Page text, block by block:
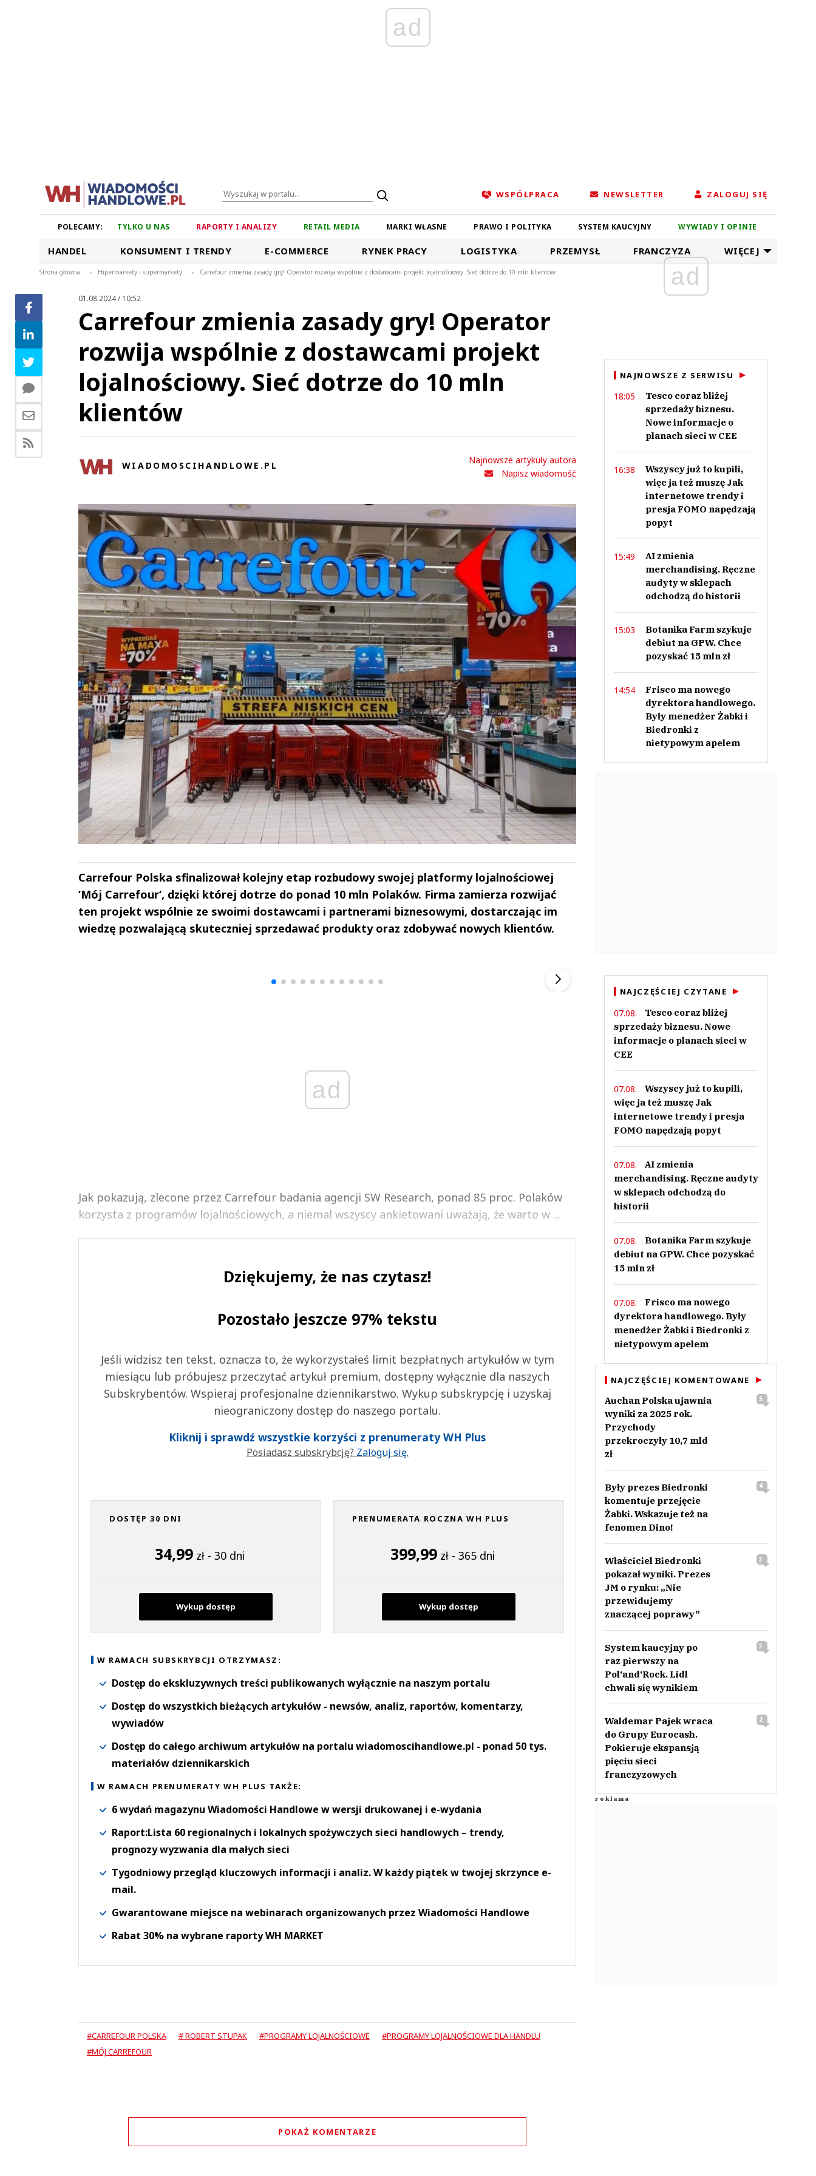
ad
WSPÓŁPRACA NEWSLETTER ZALOGUJ SIĘ
POLECAMY: TYLKO U NAS RAPORTY I ANALIZY RETAIL MEDIA MARKI WŁASNE PRAWO I POLITYKA SYSTEM KAUCYJNY WYWIADY I OPINIE
HANDEL KONSUMENT I TRENDY E-COMMERCE RYNEK PRACY LOGISTYKA PRZEMYSŁ FRANCZYZA WIĘCEJ
Strona główna > Hipermarkety i supermarkety > Carrefour zmienia zasady gry! Operator rozwija wspólnie z dostawcami projekt lojalnościowy. Sieć dotrze do 10 mln klientów
01.08.2024 / 10:52
Carrefour zmienia zasady gry! Operator
rozwija wspólnie z dostawcami projekt
lojalnościowy. Sieć dotrze do 10 mln
klientów
WIADOMOSCIHANDLOWE.PL
Najnowsze artykuły autora
Napisz wiadomość
Carrefour Polska sfinalizował kolejny etap rozbudowy swojej platformy lojalnościowej
‘Mój Carrefour‘, dzięki której dotrze do ponad 10 mln Polaków. Firma zamierza rozwijać
ten projekt wspólnie ze swoimi dostawcami i partnerami biznesowymi, dostarczając im
wiedzę pozwalającą skuteczniej sprzedawać produkty oraz zdobywać nowych klientów.
ad
Jak pokazują, zlecone przez Carrefour badania agencji SW Research, ponad 85 proc. Polaków
korzysta z programów lojalnościowych, a niemal wszyscy ankietowani uważają, że warto w ...
Dziękujemy, że nas czytasz!
Pozostało jeszcze 97% tekstu
Jeśli widzisz ten tekst, oznacza to, że wykorzystałeś limit bezpłatnych artykułów w tym
miesiącu lub próbujesz przeczytać artykuł premium, dostępny wyłącznie dla naszych
Subskrybentów. Wspieraj profesjonalne dziennikarstwo. Wykup subskrypcję i uzyskaj
nieograniczony dostęp do naszego portalu.
Kliknij i sprawdź wszystkie korzyści z prenumeraty WH Plus
Posiadasz subskrybcję? Zaloguj się.
DOSTĘP 30 DNI
34,99 zł - 30 dni
Wykup dostęp
PRENUMERATA ROCZNA WH PLUS
399,99 zł - 365 dni
Wykup dostęp
W RAMACH SUBSKRYBCJI OTRZYMASZ:
Dostęp do ekskluzywnych treści publikowanych wyłącznie na naszym portalu
Dostęp do wszystkich bieżących artykułów - newsów, analiz, raportów, komentarzy,
wywiadów
Dostęp do całego archiwum artykułów na portalu wiadomoscihandlowe.pl - ponad 50 tys.
materiałów dziennikarskich
W RAMACH PRENUMERATY WH PLUS TAKŻE:
6 wydań magazynu Wiadomości Handlowe w wersji drukowanej i e-wydania
Raport:Lista 60 regionalnych i lokalnych spożywczych sieci handlowych – trendy,
prognozy wyzwania dla małych sieci
Tygodniowy przegląd kluczowych informacji i analiz. W każdy piątek w twojej skrzynce e-
mail.
Gwarantowane miejsce na webinarach organizowanych przez Wiadomości Handlowe
Rabat 30% na wybrane raporty WH MARKET
#CARREFOUR POLSKA # ROBERT STUPAK #PROGRAMY LOJALNOŚCIOWE
#PROGRAMY LOJALNOŚCIOWE DLA HANDLU
#MÓJ CARREFOUR
POKAŻ KOMENTARZE
ad
NAJNOWSZE Z SERWISU
18:05
Tesco coraz bliżej
sprzedaży biznesu.
Nowe informacje o
planach sieci w CEE
16:38
Wszyscy już to kupili,
więc ja też muszę Jak
internetowe trendy i
presja FOMO napędzają
popyt
15:49
AI zmienia
merchandising. Ręczne
audyty w sklepach
odchodzą do historii
15:03
Botanika Farm szykuje
debiut na GPW. Chce
pozyskać 15 mln zł
14:54
Frisco ma nowego
dyrektora handlowego.
Były menedżer Żabki i
Biedronki z
nietypowym apelem
NAJCZĘŚCIEJ CZYTANE
07.08.
Tesco coraz bliżej
sprzedaży biznesu. Nowe
informacje o planach sieci w
CEE
07.08.
Wszyscy już to kupili,
więc ja też muszę Jak
internetowe trendy i presja
FOMO napędzają popyt
07.08.
AI zmienia
merchandising. Ręczne audyty
w sklepach odchodzą do
historii
07.08.
Botanika Farm szykuje
debiut na GPW. Chce pozyskać
15 mln zł
07.08.
Frisco ma nowego
dyrektora handlowego. Były
menedżer Żabki i Biedronki z
nietypowym apelem
NAJCZĘŚCIEJ KOMENTOWANE
Auchan Polska ujawnia
wyniki za 2025 rok.
Przychody
przekroczyły 10,7 mld
zł
5
Były prezes Biedronki
komentuje przejęcie
Żabki. Wskazuje też na
fenomen Dino!
4
Właściciel Biedronki
pokazał wyniki. Prezes
JM o rynku: „Nie
przewidujemy
znaczącej poprawy”
3
System kaucyjny po
raz pierwszy na
Pol‘and‘Rock. Lidl
chwali się wynikiem
3
Waldemar Pajek wraca
do Grupy Eurocash.
Pokieruje ekspansją
pięciu sieci
franczyzowych
2